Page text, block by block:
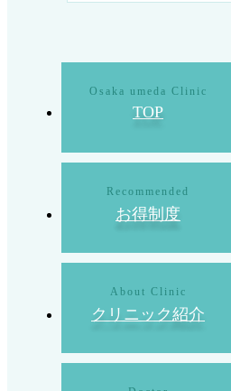
TOP
お得制度
クリニック紹介